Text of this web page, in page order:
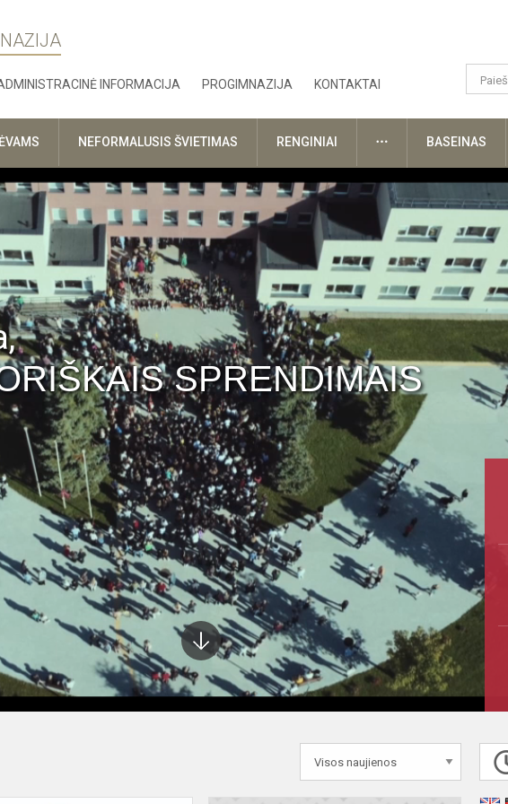
INFORMACIJA PROGIMNAZIJA KONTAKTAI
NEFORMALUSIS ŠVIETIMAS RENGINIAI DAUGIAUBASEINAS
Į
apačią
SPRENDIMAIS